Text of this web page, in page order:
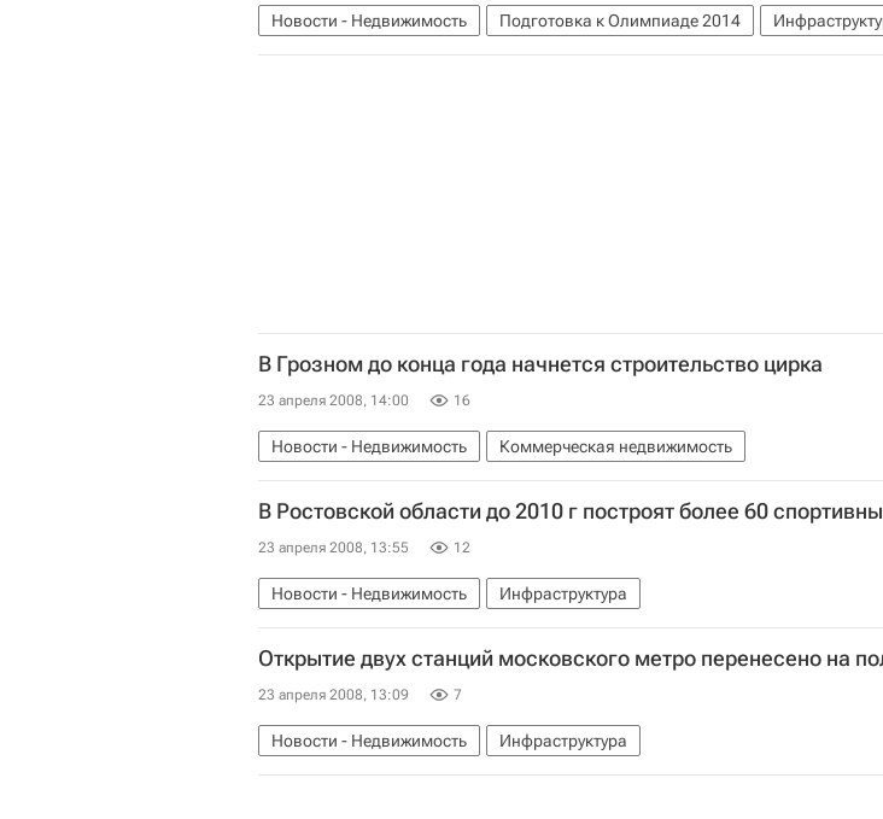
Новости - Недвижимость Подготовка к Олимпиаде 2014
В Грозном до конца года начнется строительство цирка
23 апреля 2008, 14:00 16
Новости - Недвижимость Коммерческая недвижимость
В Ростовской области до 2010 г построят более 60
23 апреля 2008, 13:55 12
Новости - Недвижимость Инфраструктура
Открытие двух станций московского метро перенесено на
23 апреля 2008, 13:09 7
Новости - Недвижимость Инфраструктура